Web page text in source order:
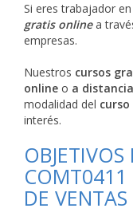
Si eres trabajador
gratis onlinea
empresas.
Nuestros cursos
online o a distancia
modalidad del
interés.
COMT0411
DE VENTAS